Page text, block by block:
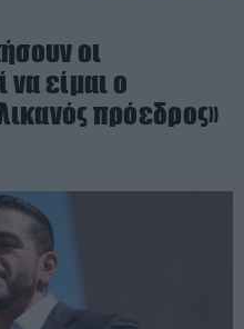
οι
είμαι ο
πρόεδρος»